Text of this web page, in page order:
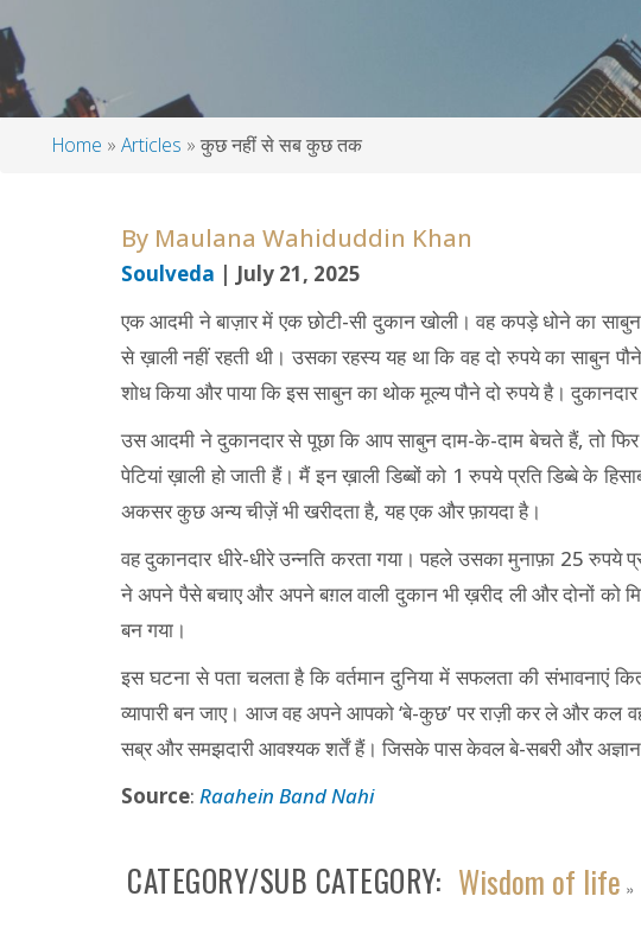
Home Articles कुछ नहीं से सब कुछ तक
By Maulana Wahiduddin Khan
Soulveda | July 21, 2025
एक आदमी ने बाज़ार में एक छोटी-सी दुकान खोली। वह कपड़े धोने का
से ख़ाली नहीं रहती थी। उसका रहस्य यह था कि वह दो रुपये का साबुन
शोध किया और पाया कि इस साबुन का थोक मूल्य पौने दो रुपये है।
उस आदमी ने दुकानदार से पूछा कि आप साबुन दाम-के-दाम बेचते हैं, तो फिर
पेटियां ख़ाली हो जाती हैं। मैं इन ख़ाली डिब्बों को 1 रुपये प्रति डिब्बे
अकसर कुछ अन्य चीज़ें भी खरीदता है, यह एक और फ़ायदा है।
वह दुकानदार धीरे-धीरे उन्नति करता गया। पहले उसका मुनाफ़ा 25
ने अपने पैसे बचाए और अपने बग़ल वाली दुकान भी ख़रीद ली और दोनों को
बन गया।
इस घटना से पता चलता है कि वर्तमान दुनिया में सफलता की संभावनाएं
व्यापारी बन जाए। आज वह अपने आपको ‘बे-कुछ’ पर राज़ी कर ले और कल
सब्र और समझदारी आवश्यक शर्तें हैं। जिसके पास केवल बे-सबरी और
Source: Raahein Band Nahi
CATEGORY/SUB CATEGORY Wisdom of life »